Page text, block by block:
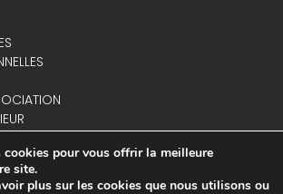
cookies pour vous offrir la meilleure
site.
plus sur les cookies que nous utilisons ou